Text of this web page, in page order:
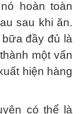
hoàn toàn
sau khi ăn.
bữa đầy đủ là
một vấn
hiện hàng
có thể là